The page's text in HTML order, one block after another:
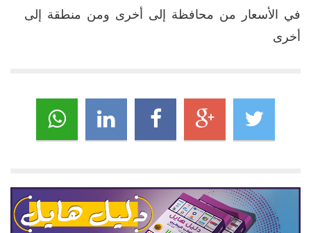
في الأسعار من محافظة إلى أخرى ومن منطقة إلى
أخرى